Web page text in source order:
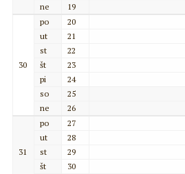
ne
19
30
po
20
ut
21
st
22
št
23
pi
24
so
25
ne
26
31
po
27
ut
28
st
29
št
30